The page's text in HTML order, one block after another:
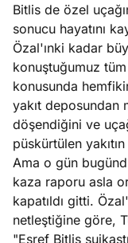
Bitlis de özel
sonucu hayatını
Özal'ınki kadar
konuştuğumuz
konusunda
yakıt
döşendiğini ve
püskürtülen
Ama o gün
kaza raporu asla
kapatıldı gitti.
netleştiğine göre,
"Eşref Bitlis